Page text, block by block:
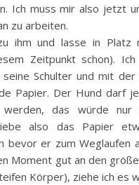
Ich muss mir also jetzt
zu arbeiten.
ihm und lasse in Platz
Zeitpunkt schon).
Schulter und mit der
Papier. Der Hund darf
das würde nur
also das Papier
bevor er zum Weglaufen
Moment gut an den
Körper), ziehe ich es